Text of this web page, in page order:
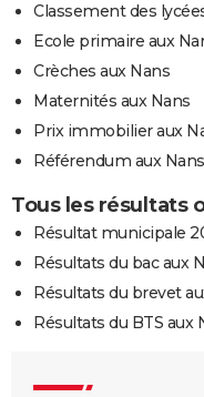
Classement des
Ecole primaire aux
Crèches aux Nans
Maternités aux Nans
Prix immobilier aux
Référendum aux Nans
Tous les résultats
Résultat municipale
Résultats du bac aux
Résultats du brevet
Résultats du BTS aux